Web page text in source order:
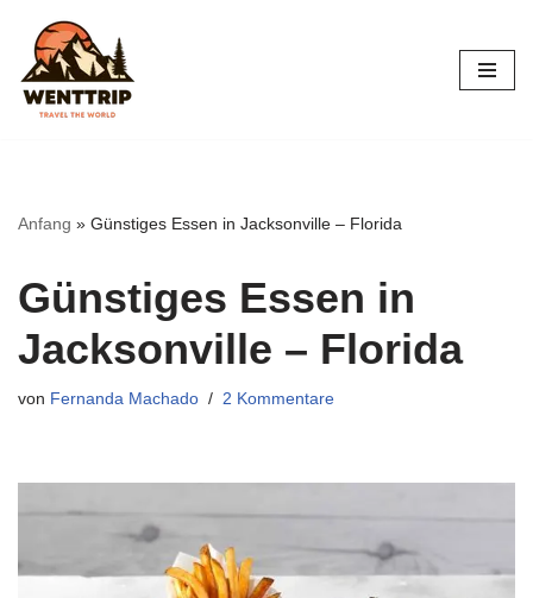
Zum
Inhalt
springen
Anfang » Günstiges Essen in Jacksonville – Florida
Günstiges Essen in
Jacksonville – Florida
von Fernanda Machado 2 Kommentare